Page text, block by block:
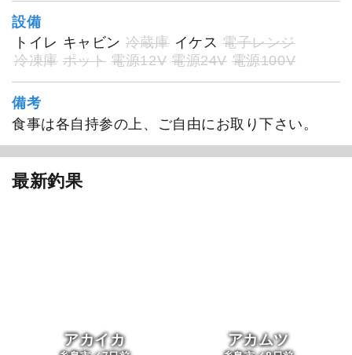
設備
トイレ キャビン 冷蔵庫 イケス 電子レンジ
冷凍庫 ポット 電源12V 電源24V 電源100V
備考
食事は各自持参の上、ご自由にお取り下さい。
最新釣果
アカイカ アカムツ